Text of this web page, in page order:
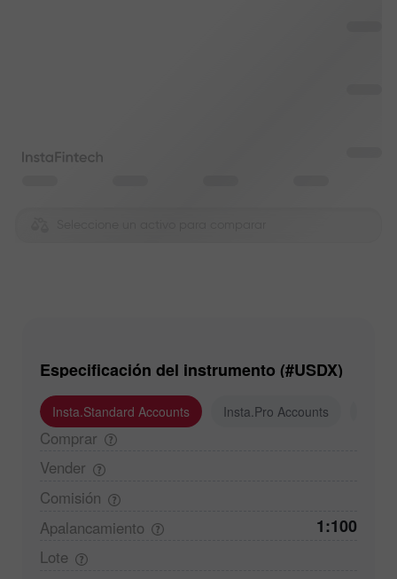
Especificación del instrumento (#USDX)
Insta.Standard Accounts Insta.Pro Accounts
Comprar
Vender
Comisión
Apalancamiento
1:100
Lote